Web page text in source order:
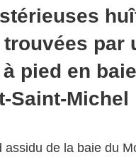
par
pied en
Saint-Michel
assidu de la baie du